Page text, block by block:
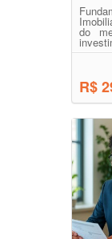
do
R$